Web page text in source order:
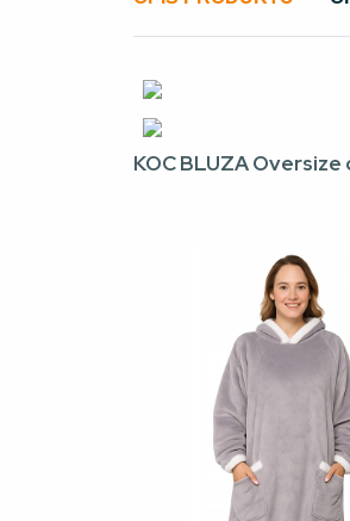
KOC BLUZA